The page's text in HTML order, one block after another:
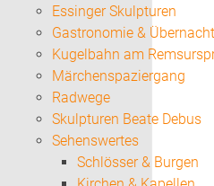
Essinger Skulpturen
Gastronomie &
Kugelbahn am
Märchenspaziergang
Radwege
Skulpturen Beate Debus
Sehenswertes
Schlösser & Burgen